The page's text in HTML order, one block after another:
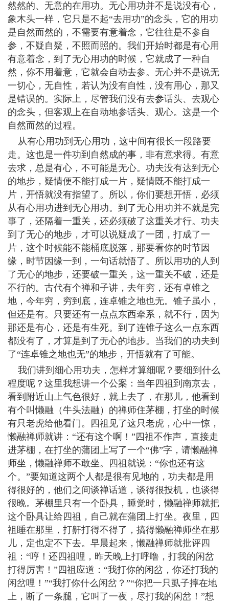
然然的、无意的在用功。无心用功并不是说没有心，
象木头一样，它只是不起“去用功”的念头，它的用功
是自然而然的，不需要有意着念，它往往是不参自
参，不疑自疑，不照而照的。我们开始时都是有心用
有意着念，到了无心用功的时候，它就成了一种自
然，你不用着意，它就会自动去参。无心并不是说无
一切心，无自性，若认为没有自性，没有用心，那又
是错误的。实际上，尽管我们没有去参话头、去观心
的念头，但客观上在自动地参话头、观心。这是一个
自然而然的过程。
从有心用功到无心用功，这中间有很长一段路要
走。这也是一件功到自然成的事，非有意求得。有意
去求，总是有心，不可能是无心。功夫没有达到无心
的地步，疑情便不能打成一片，疑情既不能打成一
片，开悟就没有指望了。所以，你们要想开悟，必须
从有心用功进到无心用功。到了无心用功并不就是完
事了，还隔着一重关，还必须破了这重关才行。功夫
到了无心的地步，才可以说疑成了一团，打成了一
片，这个时候能不能桶底脱落，那要看你的时节因
缘，时节因缘一到，一句话就悟了。所以用功的人到
了无心的地步，还要破一重关，这一重关不破，还是
不行的。古代有个禅和子讲，去年穷，还有卓锥之
地，今年穷，穷到底，连卓锥之地也无。锥子虽小，
但还是有。只要还有一点点东西牵系，就不行，因为
那还是有心，还是有生死。到了连锥子这么一点东西
都没有了，才算是到了无心的地步。当我们的功夫到
了“连卓锥之地也无”的地步，开悟就有了可能。
我们讲到细心用功夫，怎样才算细呢？要细到什么
程度呢？这里我想讲一个公案：当年四祖到南京去，
看到附近山上气色很好，就上去了，在那儿，他看到
有个叫懒融（牛头法融）的禅师住茅棚，打坐的时候
有只老虎给他看门。四祖见了这只老虎，心中一惊，
懒融禅师就讲：“还有这个啊！”四祖不作声，直接走
进茅棚，在打坐的蒲团上写了一个“佛”字，请懒融禅
师坐，懒融禅师不敢坐。四祖就说：“你也还有这
个。”要知道这两个人都是很有见地的，功夫都是用
得很好的，他们之间谈禅话道，谈得很投机，也谈得
很晚。茅棚里只有一个卧具，睡觉时，懒融禅师就把
这个卧具让给四祖，自己就在蒲团上打坐。夜里，四
祖睡在那里，打鼾打得不得了，搞得懒融禅师坐在那
儿，定也定不下去。早晨起来，懒融禅师就批评四
祖：“哼！还四祖哩，昨天晚上打呼噜，打我的闲岔
打得厉害！”四祖应道：“我打你的闲岔，你还打我的
闲岔哩！”“我打你什么闲岔？”“你把一只虱子摔在地
上，断了一条腿，它叫了一夜，尽打我的闲岔！”想